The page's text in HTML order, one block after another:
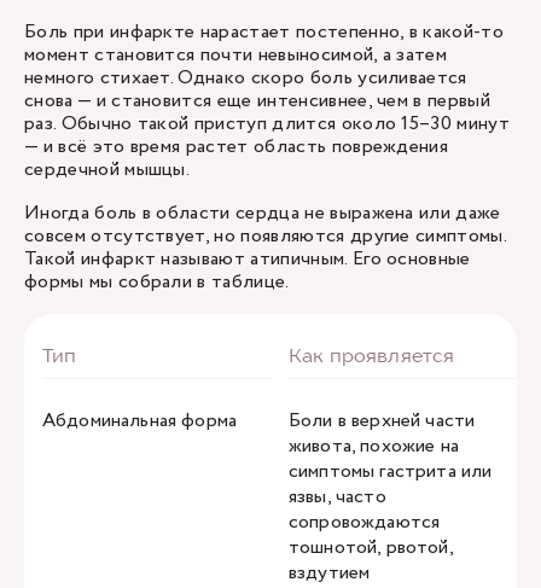
Боль при инфаркте нарастает постепенно, в какой-то
момент становится почти невыносимой, а затем
немного стихает. Однако скоро боль усиливается
снова — и становится еще интенсивнее, чем в первый
раз. Обычно такой приступ длится около 15–30 минут
— и всё это время растет область повреждения
сердечной мышцы.
Иногда боль в области сердца не выражена или даже
совсем отсутствует, но появляются другие симптомы.
Такой инфаркт называют атипичным. Его основные
формы мы собрали в таблице.
Абдоминальная форма
Боли в верхней части
живота, похожие на
симптомы гастрита или
язвы, часто
сопровождаются
тошнотой, рвотой,
вздутием